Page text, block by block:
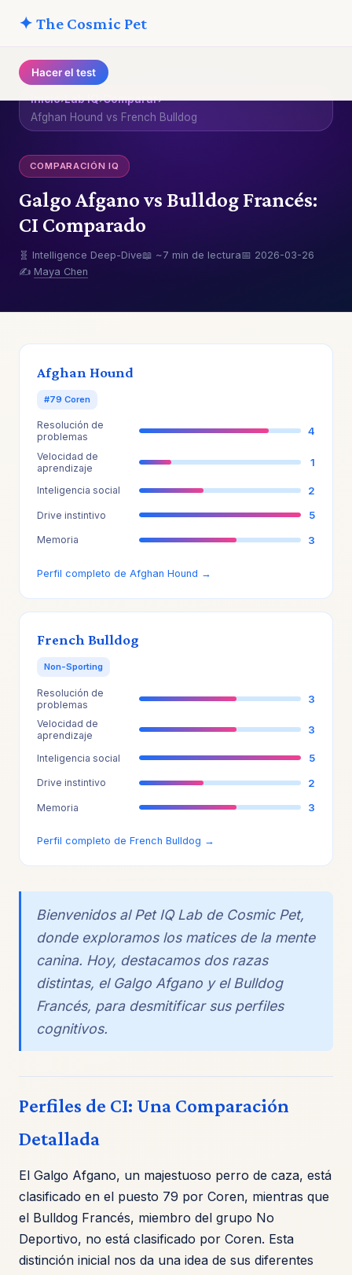
✦ The Cosmic Pet
Hacer el test
Inicio›Lab IQ›Comparar›
Afghan Hound vs French Bulldog
COMPARACIÓN IQ
Galgo Afgano vs Bulldog Francés:
CI Comparado
🧬 Intelligence Deep-Dive📖 ~7 min de lectura📅 2026-03-26
✍️ Maya Chen
Afghan Hound
#79 Coren
Resolución de
problemas
4
Velocidad de
aprendizaje
1
Inteligencia social 2
Drive instintivo 5
Memoria 3
Perfil completo de Afghan Hound →
French Bulldog
Non-Sporting
Resolución de
problemas
3
Velocidad de
aprendizaje
3
Inteligencia social 5
Drive instintivo 2
Memoria 3
Perfil completo de French Bulldog →
Bienvenidos al Pet IQ Lab de Cosmic Pet,
donde exploramos los matices de la mente
canina. Hoy, destacamos dos razas
distintas, el Galgo Afgano y el Bulldog
Francés, para desmitificar sus perfiles
cognitivos.
Perfiles de CI: Una Comparación
Detallada
El Galgo Afgano, un majestuoso perro de caza, está
clasificado en el puesto 79 por Coren, mientras que
el Bulldog Francés, miembro del grupo No
Deportivo, no está clasificado por Coren. Esta
distinción inicial nos da una idea de sus diferentes